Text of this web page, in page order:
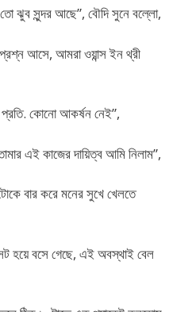
তো ঝুব সুন্দর আছে”, বৌদি সুনে বল্লো,
আসে, আমরা ওয়ান্স ইন থ্রী
কোনো আকর্ষন নেই”,
এই কাজের দায়িত্ব আমি নিলাম”,
বার করে মনের সুখে খেলতে
হয়ে বসে গেছে, এই অবস্থাই বেল